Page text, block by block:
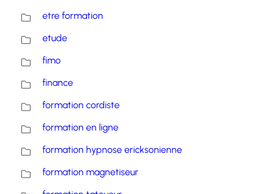
etre formation
etude
fimo
finance
formation cordiste
formation en ligne
formation hypnose ericksonienne
formation magnetiseur